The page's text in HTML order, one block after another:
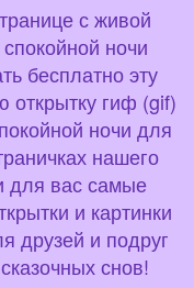
с живой
ночи
бесплатно эту
открытку гиф (gif)
ночи для
нашего
для вас самые
и картинки
друзей и подруг
снов!